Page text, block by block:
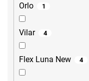
Orlo 1
Vilar 4
Flex Luna New 4